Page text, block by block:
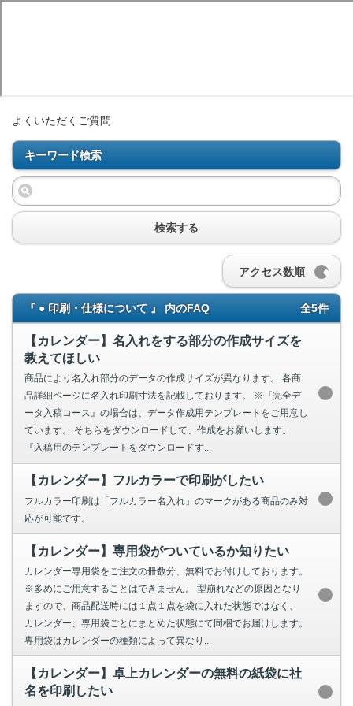
よくいただくご質問
キーワード検索
検索する
アクセス数順
『 ● 印刷・仕様について 』 内のFAQ 全5件
【カレンダー】名入れをする部分の作成サイズを
教えてほしい
商品により名入れ部分のデータの作成サイズが異なります。 各商
品詳細ページに名入れ印刷寸法を記載しております。 ※『完全デ
ータ入稿コース』の場合は、データ作成用テンプレートをご用意し
ています。 そちらをダウンロードして、作成をお願いします。
『入稿用のテンプレートをダウンロードす...
【カレンダー】フルカラーで印刷がしたい
フルカラー印刷は「フルカラー名入れ」のマークがある商品のみ対
応が可能です。
【カレンダー】専用袋がついているか知りたい
カレンダー専用袋をご注文の冊数分、無料でお付けしております。
※多めにご用意することはできません。 型崩れなどの原因となり
ますので、商品配送時には１点１点を袋に入れた状態ではなく、
カレンダー、専用袋ごとにまとめた状態にて同梱でお届けします。
専用袋はカレンダーの種類によって異なり...
【カレンダー】卓上カレンダーの無料の紙袋に社
名を印刷したい